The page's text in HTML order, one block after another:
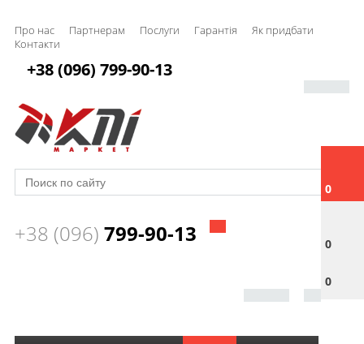
Про нас Партнерам Послуги Гарантія
Як придбати
Контакти
0
0
0
+38 (096) 799-90-13
+38 (096) 799-90-13